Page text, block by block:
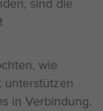
wie
unterstützen
in Verbindung.